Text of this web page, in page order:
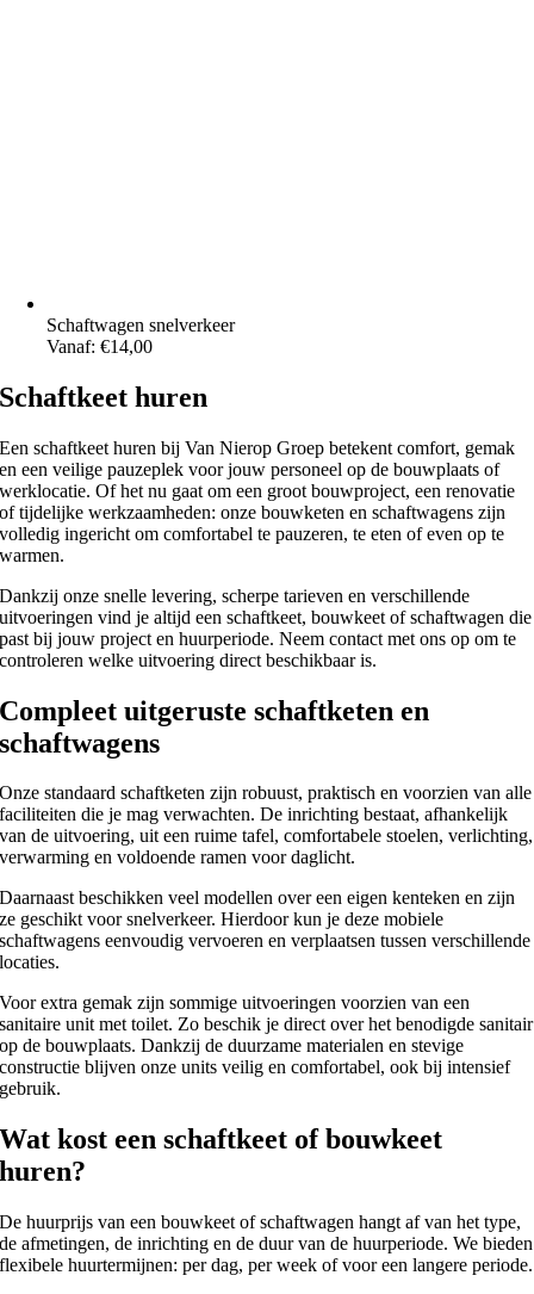
Schaftwagen snelverkeer
Vanaf:€14,00
Schaftkeet huren
Een schaftkeet huren bij Van Nierop Groep betekent comfort, gemak
en een veilige pauzeplek voor jouw personeel op de bouwplaats of
werklocatie. Of het nu gaat om een groot bouwproject, een renovatie
of tijdelijke werkzaamheden: onze bouwketen en schaftwagens zijn
volledig ingericht om comfortabel te pauzeren, te eten of even op te
warmen.
Dankzij onze snelle levering, scherpe tarieven en verschillende
uitvoeringen vind je altijd een schaftkeet, bouwkeet of schaftwagen die
past bij jouw project en huurperiode. Neem contact met ons op om te
controleren welke uitvoering direct beschikbaar is.
Compleet uitgeruste schaftketen en
schaftwagens
Onze standaard schaftketen zijn robuust, praktisch en voorzien van alle
faciliteiten die je mag verwachten. De inrichting bestaat, afhankelijk
van de uitvoering, uit een ruime tafel, comfortabele stoelen, verlichting,
verwarming en voldoende ramen voor daglicht.
Daarnaast beschikken veel modellen over een eigen kenteken en zijn
ze geschikt voor snelverkeer. Hierdoor kun je deze mobiele
schaftwagens eenvoudig vervoeren en verplaatsen tussen verschillende
locaties.
Voor extra gemak zijn sommige uitvoeringen voorzien van een
sanitaire unit met toilet. Zo beschik je direct over het benodigde sanitair
op de bouwplaats. Dankzij de duurzame materialen en stevige
constructie blijven onze units veilig en comfortabel, ook bij intensief
gebruik.
Wat kost een schaftkeet of bouwkeet
huren?
De huurprijs van een bouwkeet of schaftwagen hangt af van het type,
de afmetingen, de inrichting en de duur van de huurperiode. We bieden
flexibele huurtermijnen: per dag, per week of voor een langere periode.